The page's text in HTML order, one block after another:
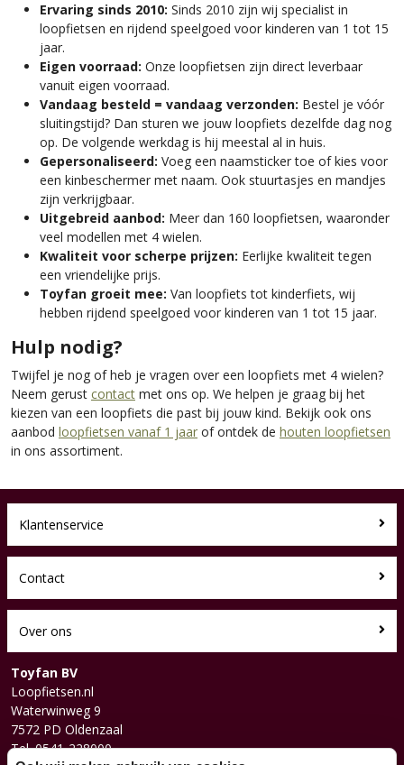
Ervaring sinds 2010: Sinds 2010 zijn wij specialist in
loopfietsen en rijdend speelgoed voor kinderen van 1 tot 15
jaar.
Eigen voorraad: Onze loopfietsen zijn direct leverbaar
vanuit eigen voorraad.
Vandaag besteld = vandaag verzonden: Bestel je vóór
sluitingstijd? Dan sturen we jouw loopfiets dezelfde dag nog
op. De volgende werkdag is hij meestal al in huis.
Gepersonaliseerd: Voeg een naamsticker toe of kies voor
een kinbeschermer met naam. Ook stuurtasjes en mandjes
zijn verkrijgbaar.
Uitgebreid aanbod: Meer dan 160 loopfietsen, waaronder
veel modellen met 4 wielen.
Kwaliteit voor scherpe prijzen: Eerlijke kwaliteit tegen
een vriendelijke prijs.
Toyfan groeit mee: Van loopfiets tot kinderfiets, wij
hebben rijdend speelgoed voor kinderen van 1 tot 15 jaar.
Hulp nodig?
Twijfel je nog of heb je vragen over een loopfiets met 4 wielen?
Neem gerust contact met ons op. We helpen je graag bij het
kiezen van een loopfiets die past bij jouw kind. Bekijk ook ons
aanbod loopfietsen vanaf 1 jaar of ontdek de houten loopfietsen
in ons assortiment.
Klantenservice
Contact
Over ons
Toyfan BV
Loopfietsen.nl
Waterwinweg 9
7572 PD Oldenzaal
Tel. 0541-228000